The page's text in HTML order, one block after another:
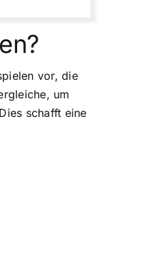
vor, die
um
schafft eine